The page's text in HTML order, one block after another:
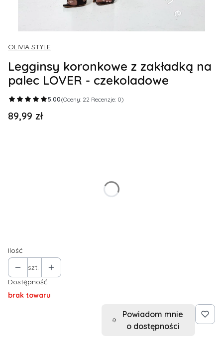
OLIVIA STYLE
Legginsy koronkowe z zakładką na
palec LOVER - czekoladowe
5.00(Oceny: 22 Recenzje: 0)
Cena
89,99 zł
Ilość
szt.
Dostępność:
brak towaru
Powiadom mnie
o dostępności